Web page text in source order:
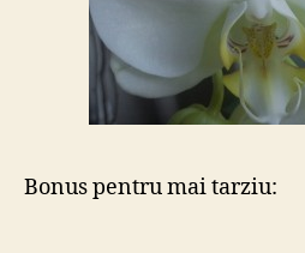
Bonus pentru mai tarziu: